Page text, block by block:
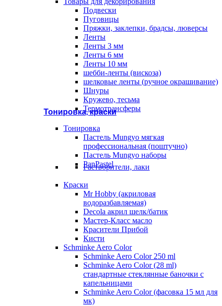
Подвески
Пуговицы
Пряжки, заклепки, брадсы, люверсы
Ленты
Ленты 3 мм
Ленты 6 мм
Ленты 10 мм
шебби-ленты (вискоза)
шелковые ленты (ручное окрашивание)
Шнуры
Кружево, тесьма
Термотрансферы
Тонировка, краски
Тонировка
Пастель Mungyo мягкая
профессиональная (поштучно)
Пастель Mungyo наборы
PanPastel
Растворители, лаки
Краски
Mr Hobby (акриловая
водоразбавляемая)
Decola акрил шелк/батик
Мастер-Класс масло
Красители Прибой
Кисти
Schminke Aero Color
Schminke Aero Color 250 ml
Schminke Aero Color (28 ml)
стандартные стеклянные баночки с
капельницами
Schminke Aero Color (фасовка 15 мл для
мк)